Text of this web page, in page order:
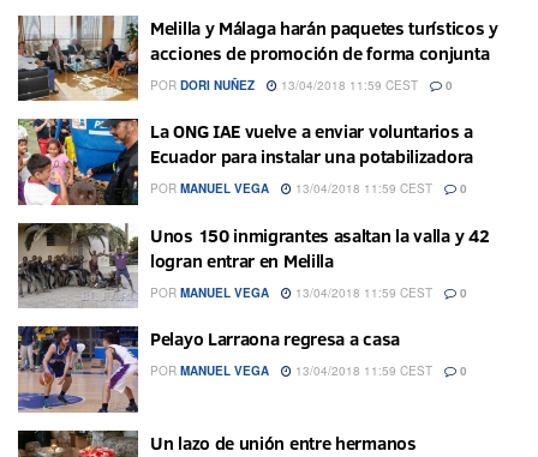
Melilla y Málaga harán paquetes turísticos y
acciones de promoción de forma conjunta
POR DORI NUÑEZ 13/04/2018 11:59 CEST 0
La ONG IAE vuelve a enviar voluntarios a
Ecuador para instalar una potabilizadora
POR MANUEL VEGA 13/04/2018 11:59 CEST 0
Unos 150 inmigrantes asaltan la valla y 42
logran entrar en Melilla
POR MANUEL VEGA 13/04/2018 11:59 CEST 0
Pelayo Larraona regresa a casa
POR MANUEL VEGA 13/04/2018 11:59 CEST 0
Un lazo de unión entre hermanos